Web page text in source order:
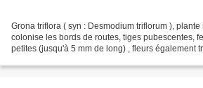
Grona triflora ( syn : Desmodium triflorum ),
colonise les bords de routes, tiges pubescentes,
petites (jusqu'à 5 mm de long) , fleurs également